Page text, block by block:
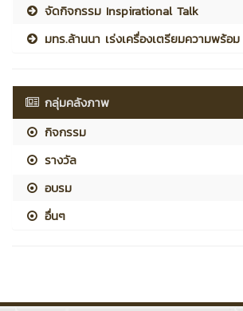
จัดกิจกรรม Inspirational Talk
มทร.ล้านนา เร่งเครื่องเตรียมความพร้อม
กลุ่มคลังภาพ
กิจกรรม
รางวัล
อบรม
อื่นๆ